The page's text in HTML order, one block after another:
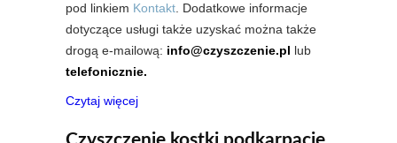
pod linkiem Kontakt. Dodatkowe informacje
dotyczące usługi także uzyskać można także
drogą e-mailową: info@czyszczenie.pl lub
telefonicznie.
Czytaj więcej